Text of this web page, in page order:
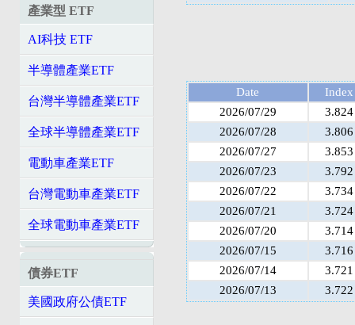
產業型 ETF
AI科技 ETF
半導體產業ETF
台灣半導體產業ETF
全球半導體產業ETF
電動車產業ETF
台灣電動車產業ETF
全球電動車產業ETF
債券ETF
美國政府公債ETF
Date
Index
2026/07/29
3.824
2026/07/28
3.806
2026/07/27
3.853
2026/07/23
3.792
2026/07/22
3.734
2026/07/21
3.724
2026/07/20
3.714
2026/07/15
3.716
2026/07/14
3.721
2026/07/13
3.722